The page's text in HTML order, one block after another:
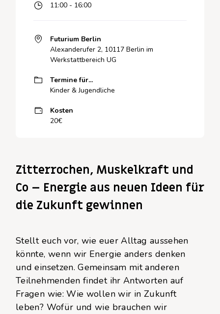
11:00 - 16:00
Futurium Berlin
Alexanderufer 2, 10117 Berlin im
Werkstattbereich UG
Termine für...
Kinder & Jugendliche
Kosten
20€
Zitterrochen, Muskelkraft und
Co – Energie aus neuen Ideen für
die Zukunft gewinnen
Stellt euch vor, wie euer Alltag aussehen
könnte, wenn wir Energie anders denken
und einsetzen. Gemeinsam mit anderen
Teilnehmenden findet ihr Antworten auf
Fragen wie: Wie wollen wir in Zukunft
leben? Wofür und wie brauchen wir